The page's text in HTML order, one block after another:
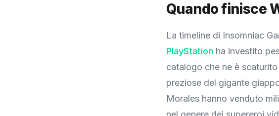
Quando finisce
La timeline di Insomniac
PlayStation ha investito
catalogo che ne è
preziose del gigante
Morales hanno venduto